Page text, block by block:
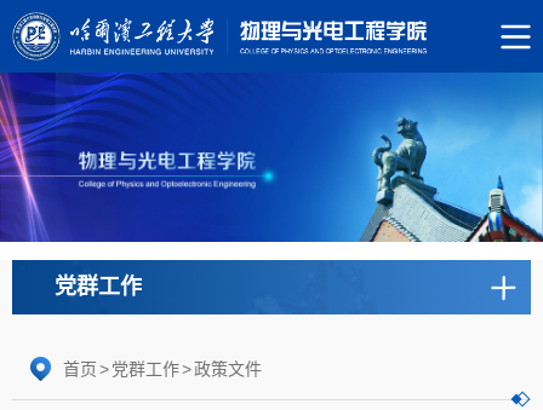
党群工作
首页>党群工作>政策文件